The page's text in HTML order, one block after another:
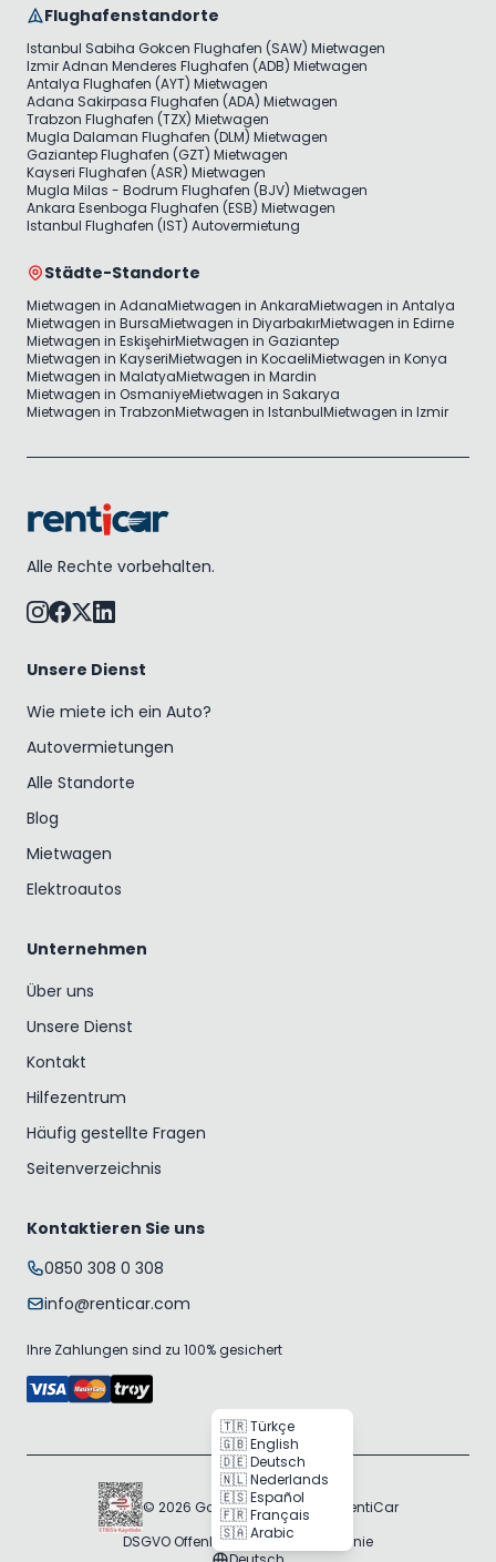
Flughafenstandorte
Istanbul Sabiha Gokcen Flughafen (SAW) Mietwagen
Izmir Adnan Menderes Flughafen (ADB) Mietwagen
Antalya Flughafen (AYT) Mietwagen
Adana Sakirpasa Flughafen (ADA) Mietwagen
Trabzon Flughafen (TZX) Mietwagen
Mugla Dalaman Flughafen (DLM) Mietwagen
Gaziantep Flughafen (GZT) Mietwagen
Kayseri Flughafen (ASR) Mietwagen
Mugla Milas - Bodrum Flughafen (BJV) Mietwagen
Ankara Esenboga Flughafen (ESB) Mietwagen
Istanbul Flughafen (IST) Autovermietung
Städte-Standorte
Mietwagen in AdanaMietwagen in AnkaraMietwagen in Antalya
Mietwagen in BursaMietwagen in DiyarbakırMietwagen in Edirne
Mietwagen in EskişehirMietwagen in Gaziantep
Mietwagen in KayseriMietwagen in KocaeliMietwagen in Konya
Mietwagen in MalatyaMietwagen in Mardin
Mietwagen in OsmaniyeMietwagen in Sakarya
Mietwagen in TrabzonMietwagen in IstanbulMietwagen in Izmir
Alle Rechte vorbehalten.
Unsere Dienst
Wie miete ich ein Auto?
Autovermietungen
Alle Standorte
Blog
Mietwagen
Elektroautos
Unternehmen
Über uns
Unsere Dienst
Kontakt
Hilfezentrum
Häufig gestellte Fragen
Seitenverzeichnis
Kontaktieren Sie uns
0850 308 0 308
info@renticar.com
Ihre Zahlungen sind zu 100% gesichert
© 2026 Gogocar Bilişim A.Ş. | RentiCar
DSGVO OffenlegungCookie-Richtlinie
🇹🇷 Türkçe
🇬🇧 English
🇩🇪 Deutsch
🇳🇱 Nederlands
🇪🇸 Español
🇫🇷 Français
🇸🇦 Arabic